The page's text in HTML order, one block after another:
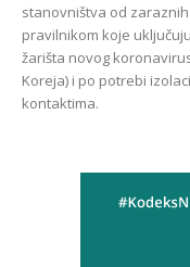
stanovništva od
pravilnikom koje
žarišta novog
Koreja) i po potrebi
kontaktima.